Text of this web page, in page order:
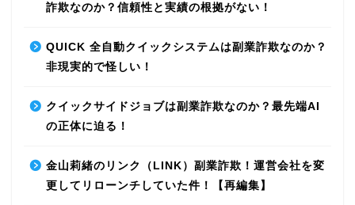
詐欺なのか？信頼性と実績の根拠がない！
QUICK 全自動クイックシステムは副業詐欺なのか？
非現実的で怪しい！
クイックサイドジョブは副業詐欺なのか？最先端AI
の正体に迫る！
金山莉緒のリンク（LINK）副業詐欺！運営会社を変
更してリローンチしていた件！【再編集】